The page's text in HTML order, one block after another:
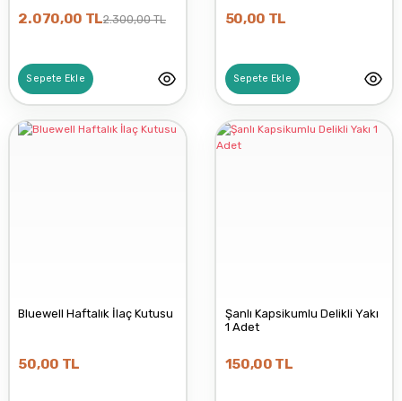
2.070,00 TL2.300,00 TL
Sepete Ekle
50,00 TL
Sepete Ekle
Bluewell Haftalık İlaç Kutusu
50,00 TL
Şanlı Kapsikumlu Delikli Yakı
1 Adet
150,00 TL